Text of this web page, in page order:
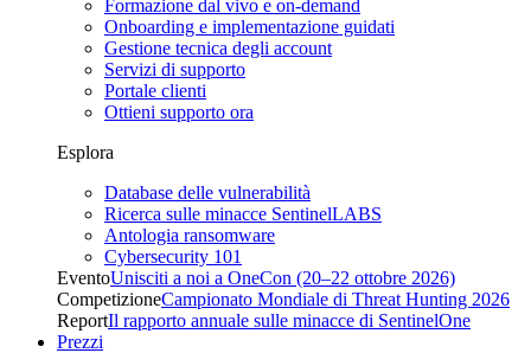
Formazione dal vivo e on-demand
Onboarding e implementazione guidati
Gestione tecnica degli account
Servizi di supporto
Portale clienti
Ottieni supporto ora
Esplora
Database delle vulnerabilità
Ricerca sulle minacce SentinelLABS
Antologia ransomware
Cybersecurity 101
EventoUnisciti a noi a OneCon (20–22 ottobre 2026)
CompetizioneCampionato Mondiale di Threat Hunting 2026
ReportIl rapporto annuale sulle minacce di SentinelOne
Prezzi